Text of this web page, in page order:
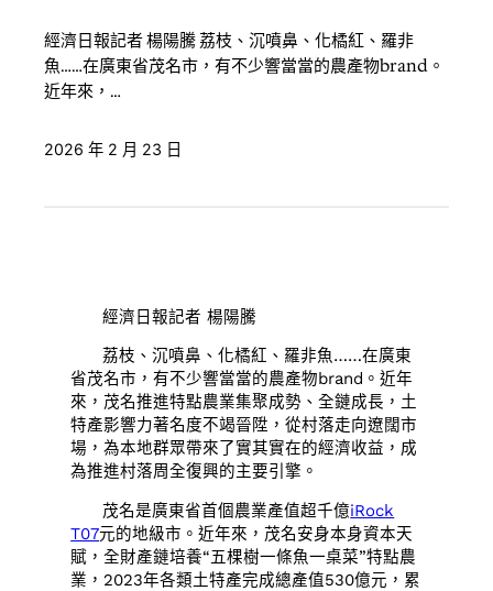
經濟日報記者 楊陽騰 荔枝、沉噴鼻、化橘紅、羅非
魚……在廣東省茂名市，有不少響當當的農產物brand。
近年來，…
2026 年 2 月 23 日
經濟日報記者 楊陽騰
荔枝、沉噴鼻、化橘紅、羅非魚……在廣東
省茂名市，有不少響當當的農產物brand。近年
來，茂名推進特點農業集聚成勢、全鏈成長，土
特產影響力著名度不竭晉陞，從村落走向遼闊市
場，為本地群眾帶來了實其實在的經濟收益，成
為推進村落周全復興的主要引擎。
茂名是廣東省首個農業產值超千億iRock
T07元的地級市。近年來，茂名安身本身資本天
賦，全財產鏈培養“五棵樹一條魚一桌菜”特點農
業，2023年各類土特產完成總產值530億元，累